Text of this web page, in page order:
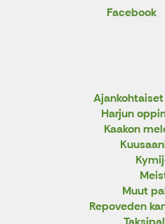
Facebook
Harjun
Kaakon
Muut
Repoveden